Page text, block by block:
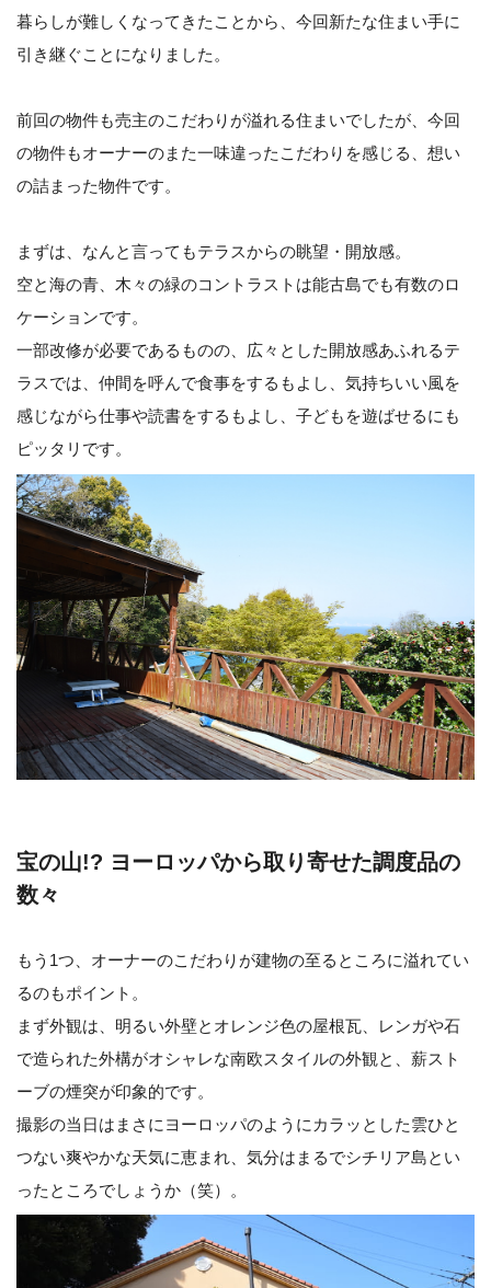
暮らしが難しくなってきたことから、今回新たな住まい手に
引き継ぐことになりました。
前回の物件も売主のこだわりが溢れる住まいでしたが、今回
の物件もオーナーのまた一味違ったこだわりを感じる、想い
の詰まった物件です。
まずは、なんと言ってもテラスからの眺望・開放感。
空と海の青、木々の緑のコントラストは能古島でも有数のロ
ケーションです。
一部改修が必要であるものの、広々とした開放感あふれるテ
ラスでは、仲間を呼んで食事をするもよし、気持ちいい風を
感じながら仕事や読書をするもよし、子どもを遊ばせるにも
ピッタリです。
宝の山!? ヨーロッパから取り寄せた調度品の
数々
もう1つ、オーナーのこだわりが建物の至るところに溢れてい
るのもポイント。
まず外観は、明るい外壁とオレンジ色の屋根瓦、レンガや石
で造られた外構がオシャレな南欧スタイルの外観と、薪スト
ーブの煙突が印象的です。
撮影の当日はまさにヨーロッパのようにカラッとした雲ひと
つない爽やかな天気に恵まれ、気分はまるでシチリア島とい
ったところでしょうか（笑）。